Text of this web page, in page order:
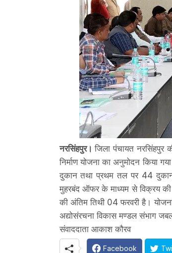
नरसिंहपुर। जिला पंचायत नरसिंहपुर
निर्माण योजना का अनुमोदन किया
दुकान तथा प्रथम तल पर 44
मुहरबंद ऑफर के माध्यम से विक्रय की
की अंतिम तिथी 04 फरवरी है।
अद्योसंरचना विकास मण्डल संभाग
संवाददाता आकाश कौरव
Facebook